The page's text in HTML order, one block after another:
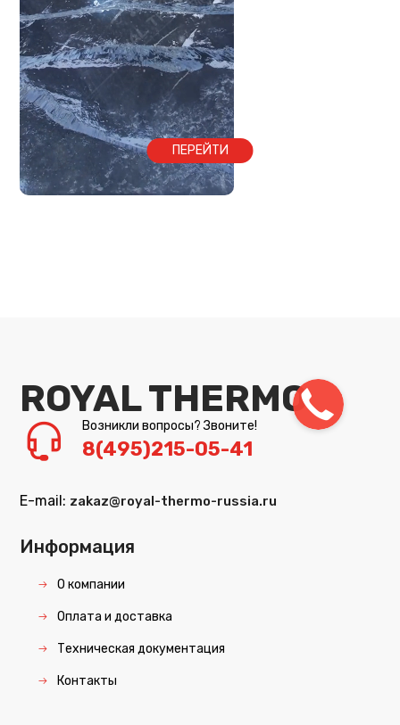
ПЕРЕЙТИ
ROYAL THERMO
Возникли вопросы? Звоните!
8(495)215-05-41
E-mail: zakaz@royal-thermo-russia.ru
Информация
О компании
Оплата и доставка
Техническая документация
Контакты